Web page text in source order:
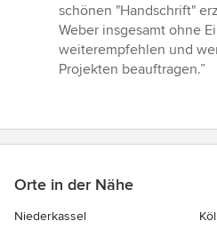
schönen "Handschrift"
Weber insgesamt ohne
weiterempfehlen und
Projekten beauftragen.”
Orte in der Nähe
Niederkassel